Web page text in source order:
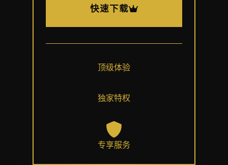
快速下载
顶级体验
独家特权
专享服务